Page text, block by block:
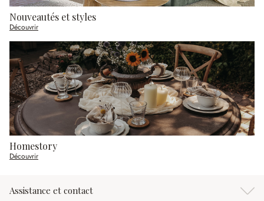
Nouveautés et styles
Découvrir
Homestory
Découvrir
Assistance et contact